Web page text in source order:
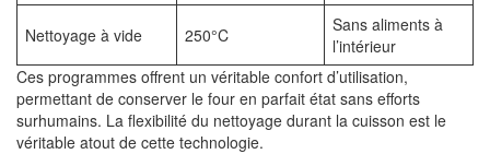
Nettoyage à vide 250°C
Sans aliments à
l’intérieur
Ces programmes offrent un véritable confort d’utilisation,
permettant de conserver le four en parfait état sans efforts
surhumains. La flexibilité du nettoyage durant la cuisson est le
véritable atout de cette technologie.